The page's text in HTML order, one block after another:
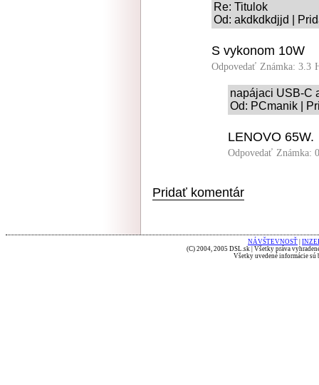
Re: Titulok
Od: akdkdkdjjd |
S vykonom 10W
Odpovedať Známka: 3.3
napájaci USB-C
Od: PCmanik |
LENOVO 65W.
Odpovedať Známka:
Pridať komentár
NÁVŠTEVNOSŤ
(C) 2004, 2005 DSL.sk | Všetky práva
Všetky uvedené informácie sú